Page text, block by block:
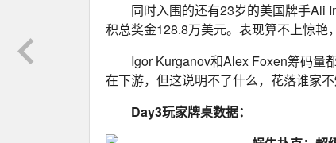
同时入围的还有23岁的美国牌手Ali
积总奖金128.8万美元。表现算不上惊艳
Igor Kurganov和Alex Foxen筹码量
在下游，但这说明不了什么，花落谁家不
Day3玩家牌桌数据：